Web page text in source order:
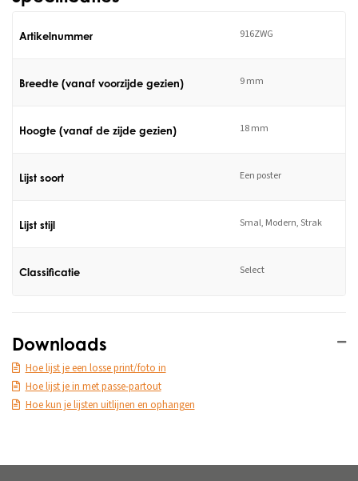
Artikelnummer 916ZWG
Breedte (vanaf voorzijde gezien) 9 mm
Hoogte (vanaf de zijde gezien) 18 mm
Lijst soort Een poster
Lijst stijl Smal, Modern, Strak
Classificatie Select
Downloads
Hoe lijst je een losse print/foto in
Hoe lijst je in met passe-partout
Hoe kun je lijsten uitlijnen en ophangen